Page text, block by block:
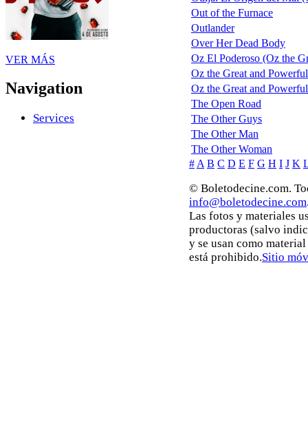
VER MÁS
Navigation
Services
Out of the Furnace
Outlander
Over Her Dead Body
Oz El Poderoso (Oz the
Oz the Great and
Oz the Great and
The Open Road
The Other Guys
The Other Man
The Other Woman
# A B C D E F G H I J K
© Boletodecine.com.
info@boletodecine.com
Las fotos y materiales
productoras (salvo
y se usan como
está prohibido.Sitio